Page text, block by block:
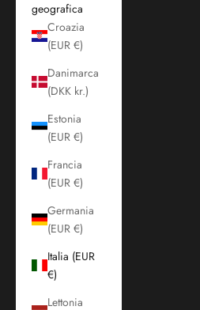
geografica
Croazia
(EUR €)
Danimarca
(DKK kr.)
Estonia
(EUR €)
Francia
(EUR €)
Germania
(EUR €)
Italia (EUR
€)
Lettonia